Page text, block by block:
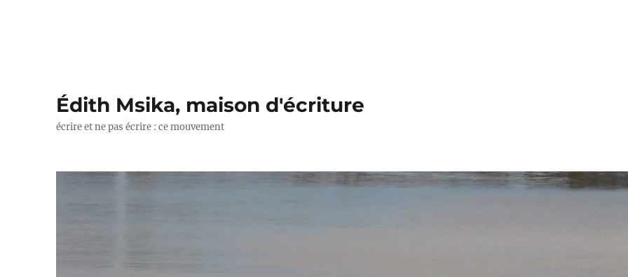
Édith Msika, maison d'écriture
écrire et ne pas écrire : ce mouvement